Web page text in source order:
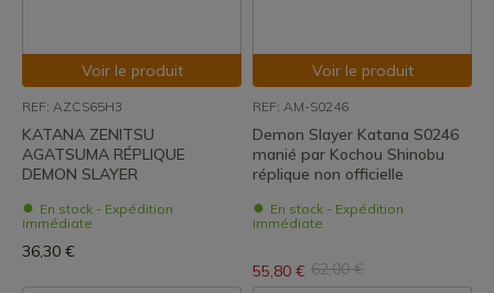
Voir le produit
REF: AZCS65H3
KATANA ZENITSU
AGATSUMA RÉPLIQUE
DEMON SLAYER
En stock - Expédition
immédiate
36,30 €
Voir le produit
REF: AM-S0246
Demon Slayer Katana S0246
manié par Kochou Shinobu
réplique non officielle
En stock - Expédition
immédiate
55,80 € 62,00 €